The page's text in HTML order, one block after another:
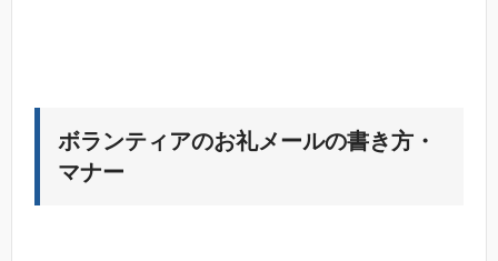
ボランティアのお礼メールの書き方・
マナー